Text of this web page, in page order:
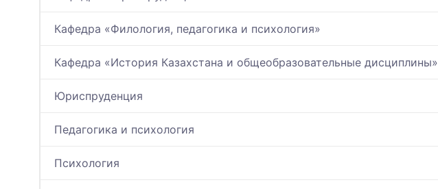
Кафедра «Филология, педагогика и психология»
Кафедра «История Казахстана и общеобразовательные дисциплины»
Юриспруденция
Педагогика и психология
Психология